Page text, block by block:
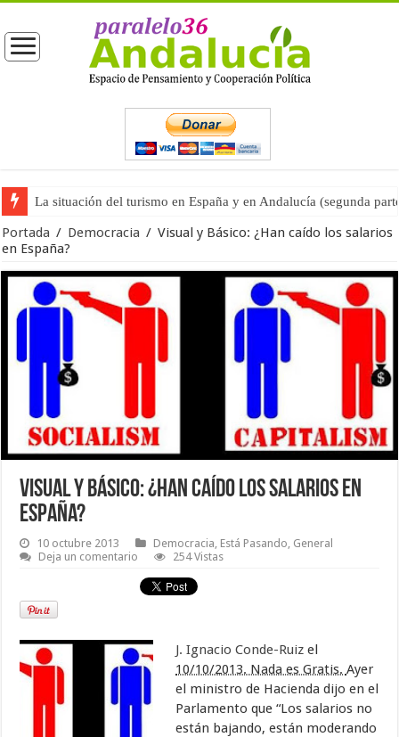
La situación del turismo en España y en Andalucía (segunda
Portada / Democracia / Visual y Básico: ¿Han caído los salarios
en España?
Visual y Básico: ¿Han caído los salarios en
España?
10 octubre 2013 Democracia Está Pasando General
Deja un comentario
254 Vistas
J. Ignacio Conde-Ruiz el
10/10/2013. Nada es Gratis.Ayer
el ministro de Hacienda dijo en el
Parlamento que “Los salarios no
están bajando, están moderando